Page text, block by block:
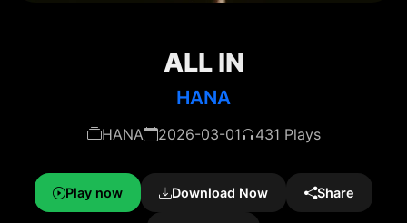
ALL IN
HANA
HANA 2026-03-01 431 Plays
Play now Download Now Share